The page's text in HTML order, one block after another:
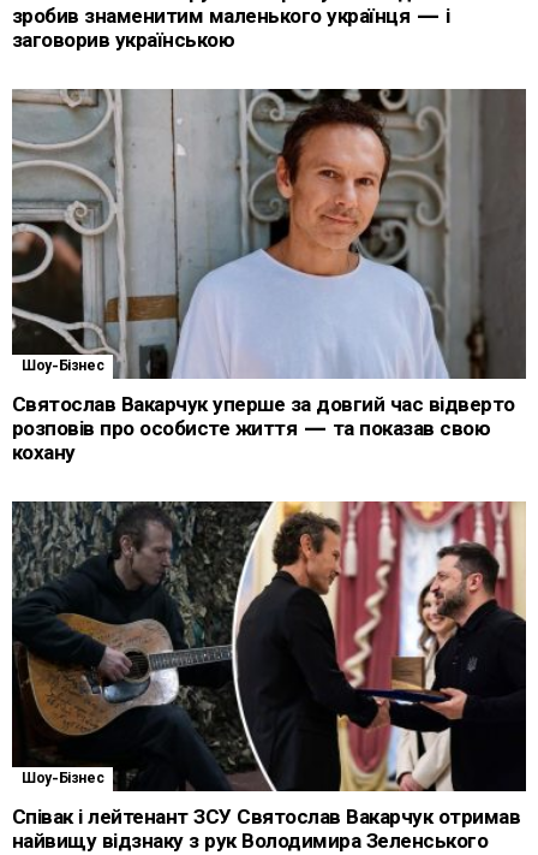
зробив знаменитим маленького українця — і
заговорив українською
Шоу-Бізнес
Святослав Вакарчук уперше за довгий час відверто
розповів про особисте життя — та показав свою
кохану
Шоу-Бізнес
Співак і лейтенант ЗСУ Святослав Вакарчук отримав
найвищу відзнаку з рук Володимира Зеленського